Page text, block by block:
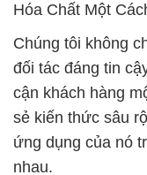
Hóa Chất Một
Chúng tôi không
đối tác đáng tin
cận khách hàng
sẻ kiến thức sâu
ứng dụng của nó
nhau.